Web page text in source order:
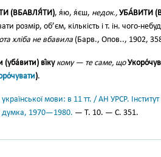
(ВБАВЛЯ́ТИ), я́ю, я́єш, недок., УБА́ВИТИ
розмір, об’єм, кількість і т. ін. чого-
хліба не вбавила (Барв., Опов.., 1902,
(уба́вити) ві́ку кому — те саме, що
).
мови: в 11 тт. / АН УРСР.
думка, 1970—1980. — Т. 10. — С. 351.